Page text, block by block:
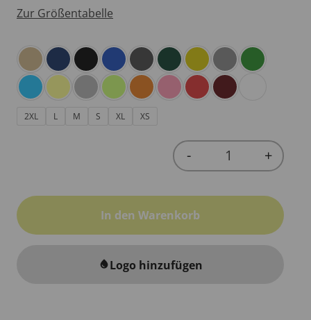
Zur Größentabelle
2XL L M S XL XS
Quantity
- +
In den Warenkorb
water_dropLogo hinzufügen